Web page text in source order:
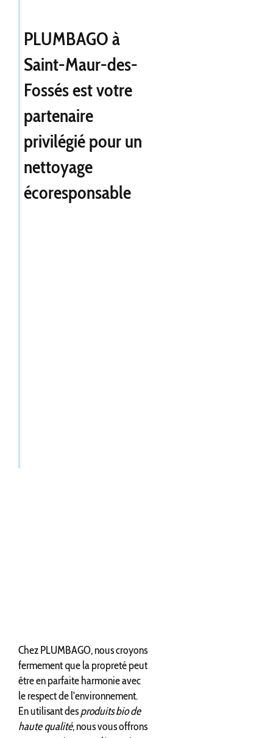
PLUMBAGO à
Saint-Maur-des-
Fossés est votre
partenaire
privilégié pour un
nettoyage
écoresponsable
Chez PLUMBAGO, nous croyons
fermement que la propreté peut
être en parfaite harmonie avec
le respect de l'environnement.
En utilisant desproduits bio de
haute qualité, nous vous offrons